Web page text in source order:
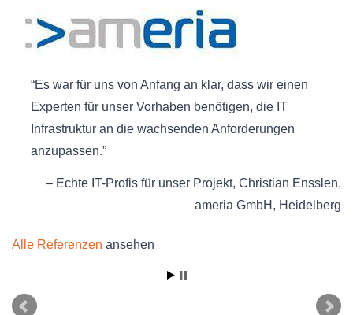
Es war für uns von Anfang an klar, dass wir einen
Experten für unser Vorhaben benötigen, die IT
Infrastruktur an die wachsenden Anforderungen
anzupassen.
Echte IT-Profis für unser Projekt Christian Ensslen
ameria GmbH
Heidelberg
Alle Referenzen ansehen